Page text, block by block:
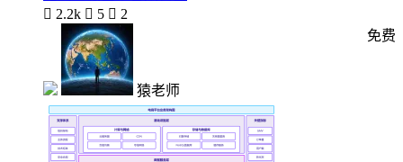
 2.2k  5  2
猿老师
免费